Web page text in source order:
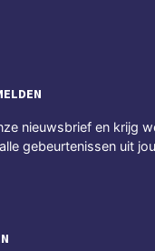
nieuwsbrief en krijg
gebeurtenissen uit